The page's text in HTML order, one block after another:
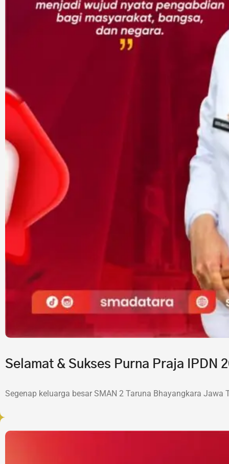
Selamat & Sukses Purna Praja IPDN
Segenap keluarga besar SMAN 2 Taruna Bhayangkara Jawa